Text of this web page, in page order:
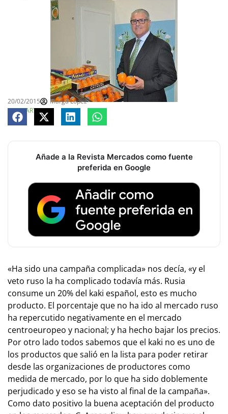
20/02/2015
Marga López
COMPARTE
Añade a la Revista Mercados como fuente
preferida en Google
«Ha sido una campaña complicada» nos decía, «y el
veto ruso la ha complicado todavía más. Rusia
consume un 20% del kaki español, esto es mucho
producto. El porcentaje que no ha ido al mercado ruso
ha repercutido negativamente en el mercado
centroeuropeo y nacional; y ha hecho bajar los precios.
Por otro lado todos sabemos que el kaki no es uno de
los productos que salió en la lista para poder retirar
desde las organizaciones de productores como
medida de mercado, por lo que ha sido doblemente
perjudicado y eso se ha visto al final de la campaña».
Como dato positivo la buena aceptación del producto